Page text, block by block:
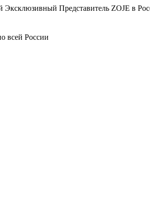
Представитель ZOJE в
всей России